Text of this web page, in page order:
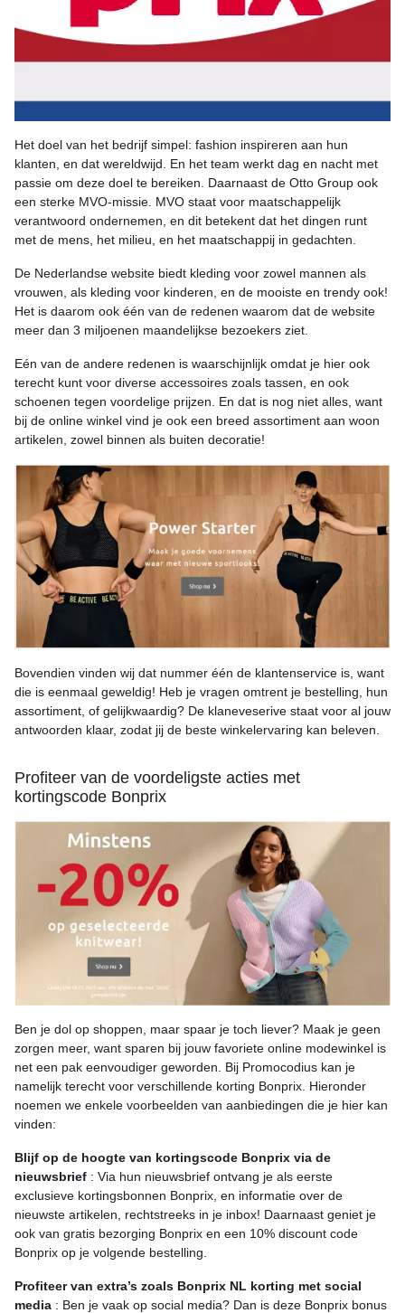
Het doel van het bedrijf simpel: fashion inspireren aan hun
klanten, en dat wereldwijd. En het team werkt dag en nacht met
passie om deze doel te bereiken. Daarnaast de Otto Group ook
een sterke MVO-missie. MVO staat voor maatschappelijk
verantwoord ondernemen, en dit betekent dat het dingen runt
met de mens, het milieu, en het maatschappij in gedachten.
De Nederlandse website biedt kleding voor zowel mannen als
vrouwen, als kleding voor kinderen, en de mooiste en trendy ook!
Het is daarom ook één van de redenen waarom dat de website
meer dan 3 miljoenen maandelijkse bezoekers ziet.
Eén van de andere redenen is waarschijnlijk omdat je hier ook
terecht kunt voor diverse accessoires zoals tassen, en ook
schoenen tegen voordelige prijzen. En dat is nog niet alles, want
bij de online winkel vind je ook een breed assortiment aan woon
artikelen, zowel binnen als buiten decoratie!
Bovendien vinden wij dat nummer één de klantenservice is, want
die is eenmaal geweldig! Heb je vragen omtrent je bestelling, hun
assortiment, of gelijkwaardig? De klaneveserive staat voor al jouw
antwoorden klaar, zodat jij de beste winkelervaring kan beleven.
Profiteer van de voordeligste acties met
kortingscode Bonprix
Ben je dol op shoppen, maar spaar je toch liever? Maak je geen
zorgen meer, want sparen bij jouw favoriete online modewinkel is
net een pak eenvoudiger geworden. Bij Promocodius kan je
namelijk terecht voor verschillende korting Bonprix. Hieronder
noemen we enkele voorbeelden van aanbiedingen die je hier kan
vinden:
Blijf op de hoogte van kortingscode Bonprix via de
nieuwsbrief : Via hun nieuwsbrief ontvang je als eerste
exclusieve kortingsbonnen Bonprix, en informatie over de
nieuwste artikelen, rechtstreeks in je inbox! Daarnaast geniet je
ook van gratis bezorging Bonprix en een 10% discount code
Bonprix op je volgende bestelling.
Profiteer van extra’s zoals Bonprix NL korting met social
media : Ben je vaak op social media? Dan is deze Bonprix bonus